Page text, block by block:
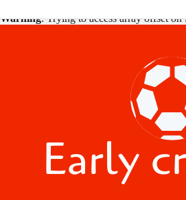
Warning: Trying to access array offset